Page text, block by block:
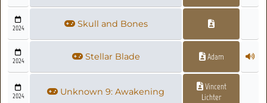
2024 Skull and Bones
2024 Stellar Blade Adam
2024 Unknown 9: Awakening
Vincent
Lichter